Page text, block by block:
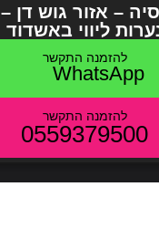
– אזור גוש דן –
ליווי באשדוד
WhatsApp
0559379500